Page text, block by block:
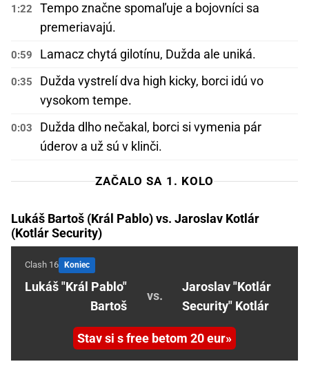
1:22
Tempo značne spomaľuje a bojovníci sa
premeriavajú.
0:59 Lamacz chytá gilotínu, Dužda ale uniká.
0:35
Dužda vystrelí dva high kicky, borci idú vo
vysokom tempe.
0:03
Dužda dlho nečakal, borci si vymenia pár
úderov a už sú v klinči.
ZAČALO SA 1. KOLO
Lukáš Bartoš (Král Pablo) vs. Jaroslav Kotlár
(Kotlár Security)
Clash 16 Koniec
Lukáš "Král Pablo"
Bartoš
vs.
Jaroslav "Kotlár
Security" Kotlár
Stav si s free betom 20 eur